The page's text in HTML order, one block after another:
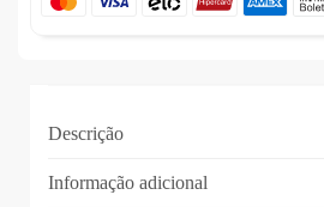
Descrição
Informação adicional